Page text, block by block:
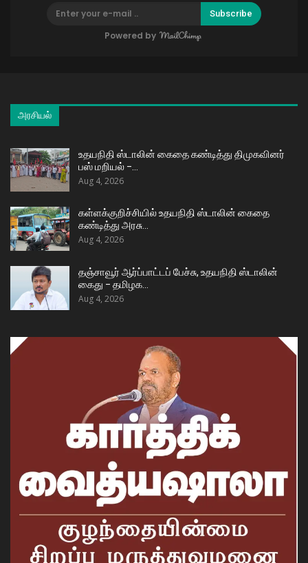
Subscribe
Powered by
அரசியல்
உதயநிதி ஸ்டாலின் கைதை கண்டித்து திமுகவினர்
பஸ் மறியல் –…
Aug 4, 2026
கள்ளக்குறிச்சியில் உதயநிதி ஸ்டாலின் கைதை
கண்டித்து அரசு…
Aug 4, 2026
தஞ்சாவூர் ஆர்ப்பாட்டப் பேச்சு, உதயநிதி ஸ்டாலின்
கைது – தமிழக…
Aug 4, 2026